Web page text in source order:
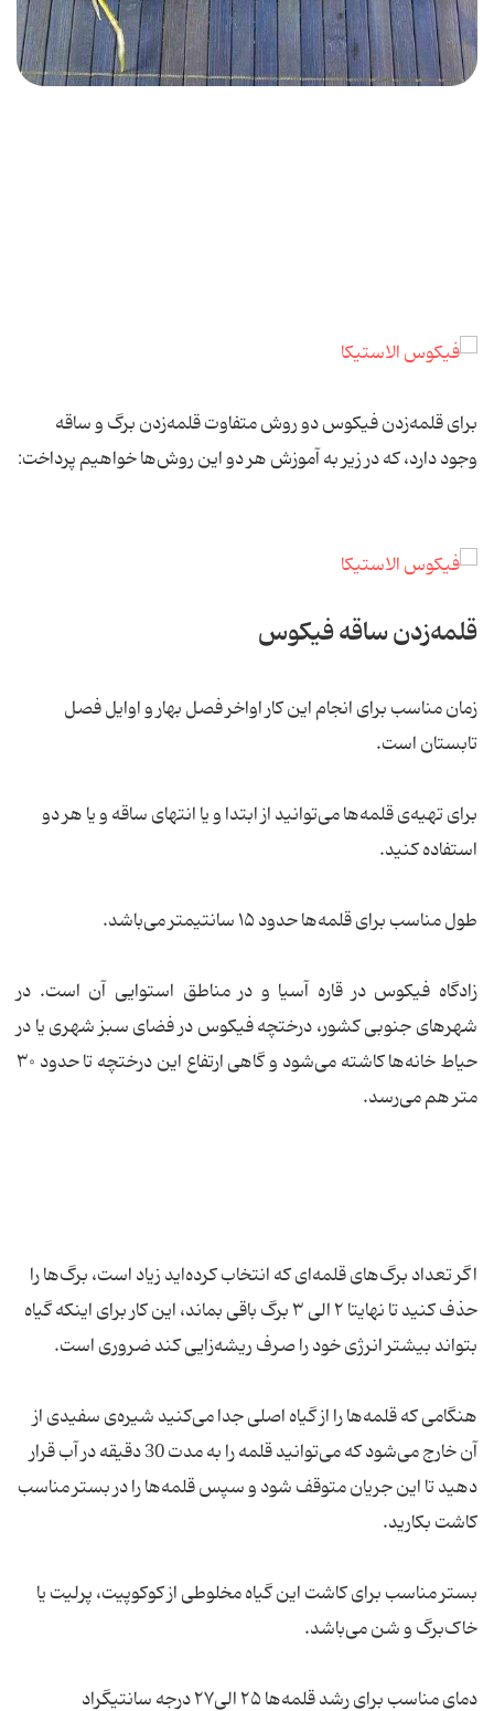
برای قلمه‌زدن فیکوس دو روش متفاوت قلمه‌زدن برگ و ساقه
وجود دارد، که در زیر به آموزش هر دو این روش‌ها خواهیم پرداخت:
قلمه‌زدن ساقه فیکوس
زمان مناسب برای انجام این کار اواخر فصل بهار و اوایل فصل
تابستان است.
برای تهیه‌ی قلمه‌ها می‌توانید از ابتدا و یا انتهای ساقه و یا هر دو
استفاده کنید.
طول مناسب برای قلمه‌ها حدود ۱۵ سانتیمتر می‌باشد.
زادگاه فیکوس در قاره آسیا و در مناطق استوایی آن است. در
شهر‌های جنوبی کشور، درختچه فیکوس در فضای سبز شهری یا در
حیاط خانه‌ها کاشته می‌شود و گاهی ارتفاع این درختچه تا حدود ۳۰
متر هم می‌رسد.
اگر تعداد برگ‌های قلمه‌ای که انتخاب کرده‌اید زیاد است، برگ‌ها را
حذف کنید تا نهایتا ۲ الی ۳ برگ باقی بماند، این کار برای اینکه گیاه
بتواند بیشتر انرژی خود را صرف ریشه‌زایی کند ضروری است.
هنگامی که قلمه‌ها را از گیاه اصلی جدا می‌کنید شیره‌ی سفیدی از
آن خارج می‌شود که می‌توانید قلمه را به مدت 30 دقیقه در آب قرار
دهید تا این جریان متوقف شود و سپس قلمه‌ها را در بستر مناسب
کاشت بکارید.
بستر مناسب برای کاشت این گیاه مخلوطی از کوکوپیت، پرلیت یا
خاک‌برگ و شن می‌باشد.
دمای مناسب برای رشد قلمه‌ها ۲۵ الی۲۷ درجه سانتیگراد